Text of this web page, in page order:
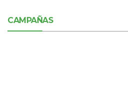
CAMPAÑAS